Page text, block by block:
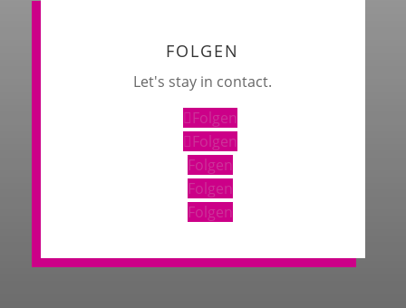
FOLGEN
Let's stay in contact.
Folgen
Folgen
Folgen
Folgen
Folgen